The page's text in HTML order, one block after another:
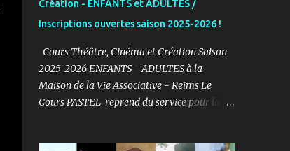
Création - ENFANTS et ADULTES /
Inscriptions ouvertes saison 2025-2026 !
Cours Théâtre, Cinéma et Création Saison
2025-2026 ENFANTS - ADULTES à la
Maison de la Vie Associative - Reims Le
Cours PASTEL reprend du service pour la